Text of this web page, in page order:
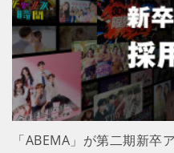
「ABEMA」が第二期新卒